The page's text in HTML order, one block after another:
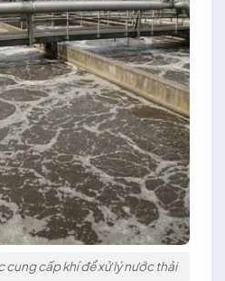
cấp khí để xử lý nước thải